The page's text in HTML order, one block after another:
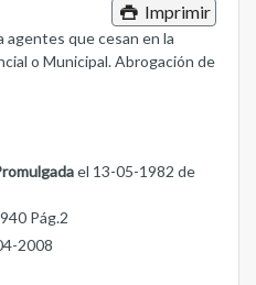
Imprimir
agentes que cesan en la
o Municipal. Abrogación de
el 13-05-1982 de
Pág.2
2008